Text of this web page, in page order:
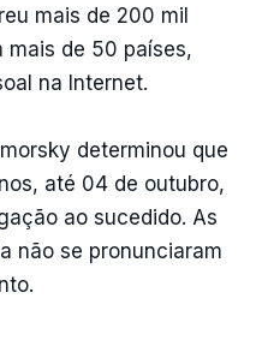
mais de 200 mil
mais de 50 países,
na Internet.
determinou que
até 04 de outubro,
ao sucedido. As
não se pronunciaram